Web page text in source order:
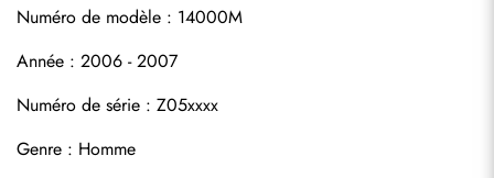
Numéro de modèle : 14000M
Année : 2006 - 2007
Numéro de série : Z05xxxx
Genre : Homme